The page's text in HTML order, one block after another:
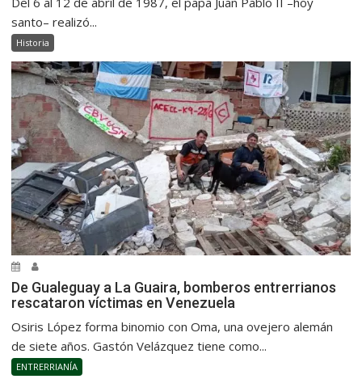
santo– realizó...
Historia
De Gualeguay a La Guaira, bomberos entrerrianos
rescataron víctimas en Venezuela
Osiris López forma binomio con Oma, una ovejero alemán
de siete años. Gastón Velázquez tiene como...
ENTRERRIANÍA